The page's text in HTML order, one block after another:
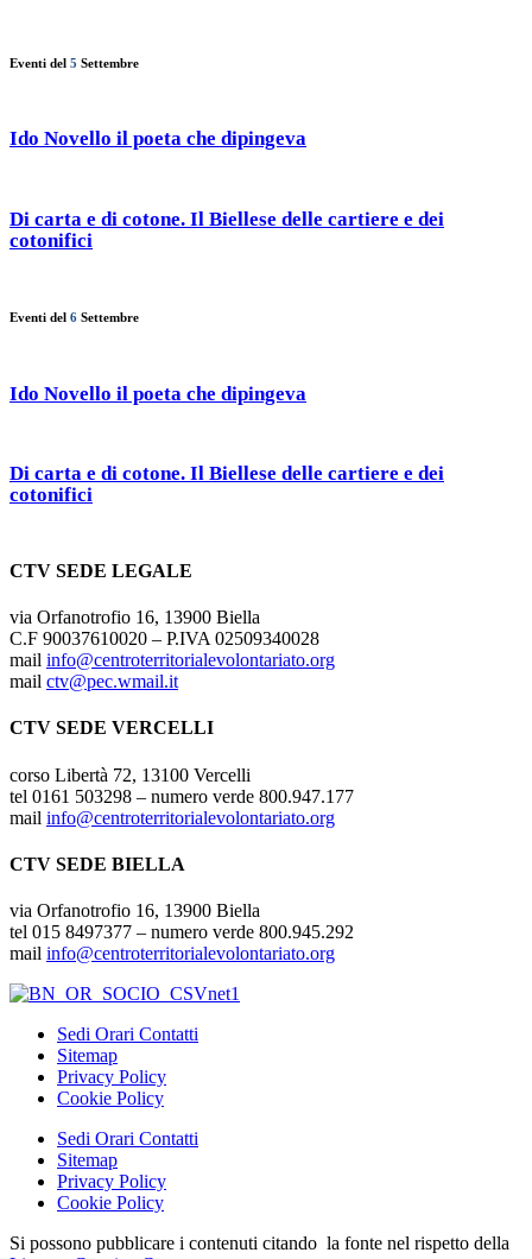
Eventi del 5 Settembre
Ido Novello il poeta che dipingeva
Di carta e di cotone. Il Biellese delle cartiere e dei
cotonifici
Eventi del 6 Settembre
Ido Novello il poeta che dipingeva
Di carta e di cotone. Il Biellese delle cartiere e dei
cotonifici
CTV SEDE LEGALE
via Orfanotrofio 16, 13900 Biella
C.F 90037610020 – P.IVA 02509340028
mail info@centroterritorialevolontariato.org
mail ctv@pec.wmail.it
CTV SEDE VERCELLI
corso Libertà 72, 13100 Vercelli
tel 0161 503298 – numero verde 800.947.177
mail info@centroterritorialevolontariato.org
CTV SEDE BIELLA
via Orfanotrofio 16, 13900 Biella
tel 015 8497377 – numero verde 800.945.292
mail info@centroterritorialevolontariato.org
Sedi Orari Contatti
Sitemap
Privacy Policy
Cookie Policy
Sedi Orari Contatti
Sitemap
Privacy Policy
Cookie Policy
Si possono pubblicare i contenuti citando la fonte nel rispetto della